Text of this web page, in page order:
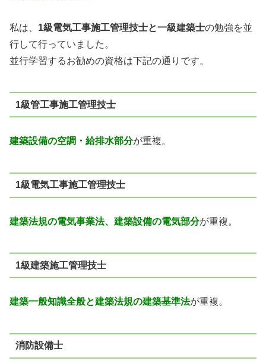
私は、 1級電気工事施工管理技士と一級建築士の勉強を並
行して行っていました。
並行学習するお勧めの資格は下記の通りです。
1級管工事施工管理技士
建築設備の空調・給排水部分が重複。
1級電気工事施工管理技士
建築法規の電気事業法、建築設備の電気部分が重複。
1級建築施工管理技士
建築一般知識全般と建築法規の建築基準法が重複。
消防設備士